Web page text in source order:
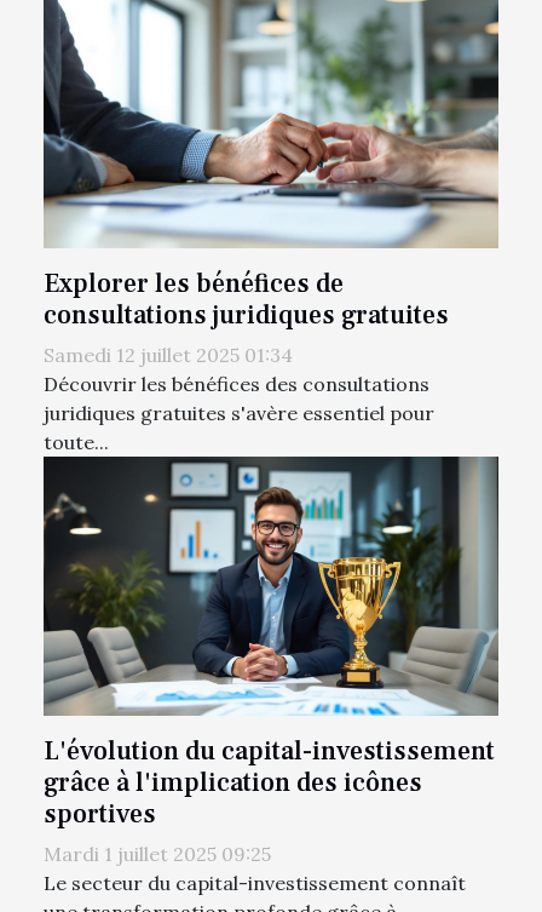
Explorer les bénéfices de
consultations juridiques gratuites
Samedi 12 juillet 2025 01:34
Découvrir les bénéfices des consultations
juridiques gratuites s'avère essentiel pour
toute...
L'évolution du capital-investissement
grâce à l'implication des icônes
sportives
Mardi 1 juillet 2025 09:25
Le secteur du capital-investissement connaît